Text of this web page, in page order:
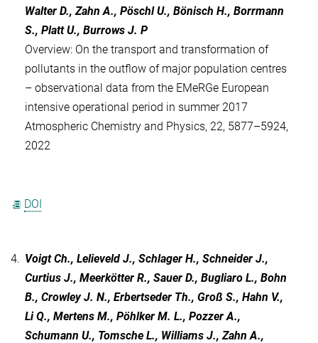
Walter D., Zahn A., Pöschl U., Bönisch H., Borrmann
S., Platt U., Burrows J. P
Overview: On the transport and transformation of
pollutants in the outflow of major population centres
– observational data from the EMeRGe European
intensive operational period in summer 2017
Atmospheric Chemistry and Physics, 22, 5877–5924,
2022
DOI
4. Voigt Ch., Lelieveld J., Schlager H., Schneider J.,
Curtius J., Meerkötter R., Sauer D., Bugliaro L., Bohn
B., Crowley J. N., Erbertseder Th., Groß S., Hahn V.,
Li Q., Mertens M., Pöhlker M. L., Pozzer A.,
Schumann U., Tomsche L., Williams J., Zahn A.,